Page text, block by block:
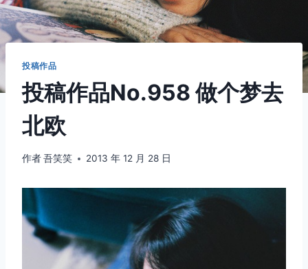
投稿作品
投稿作品No.958 做个梦去
北欧
作者吾笑笑 2013 年 12 月 28 日